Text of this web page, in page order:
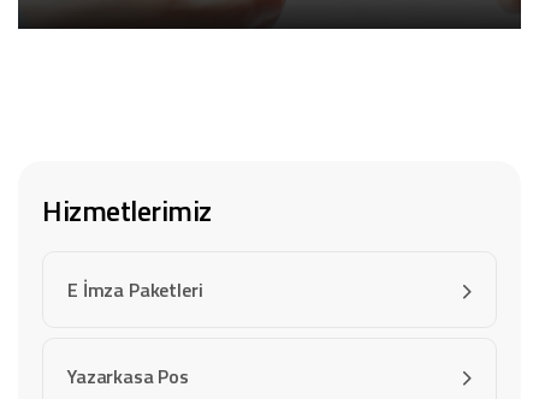
Hizmetlerimiz
E İmza Paketleri
Yazarkasa Pos